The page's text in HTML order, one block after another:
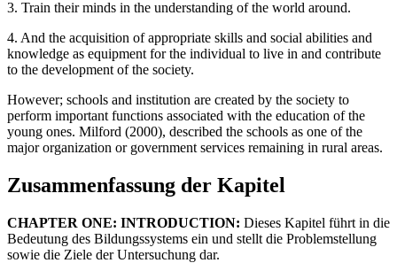
3. Train their minds in the understanding of the world around.
4. And the acquisition of appropriate skills and social abilities and
knowledge as equipment for the individual to live in and contribute
to the development of the society.
However; schools and institution are created by the society to
perform important functions associated with the education of the
young ones. Milford (2000), described the schools as one of the
major organization or government services remaining in rural areas.
Zusammenfassung der Kapitel
CHAPTER ONE: INTRODUCTION: Dieses Kapitel führt in die
Bedeutung des Bildungssystems ein und stellt die Problemstellung
sowie die Ziele der Untersuchung dar.